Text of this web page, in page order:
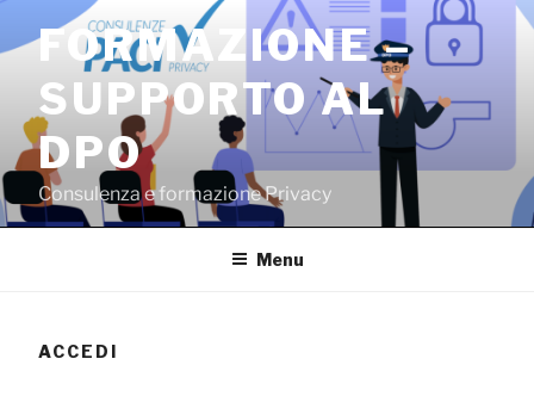
contenuto
FORMAZIONE –
SUPPORTO AL
DPO
Consulenza e formazione Privacy
Menu
ACCEDI